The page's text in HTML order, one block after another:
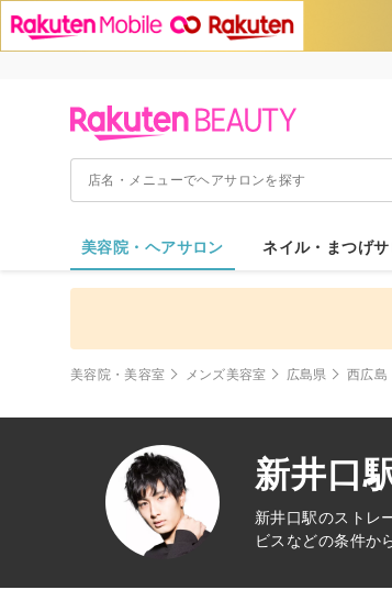
美容院・ヘアサロン ネイル・まつげ
美容院・美容室 メンズ美容室 広島県 西広島
新井口
新井口駅のストレ
ビスなどの条件か